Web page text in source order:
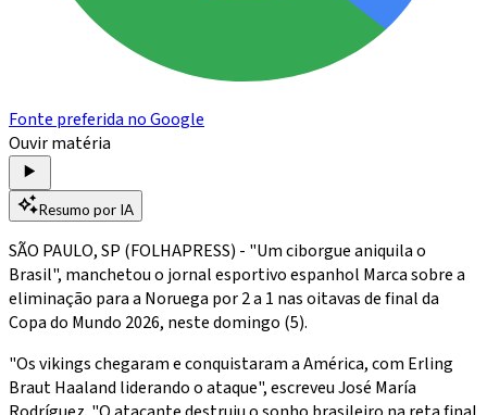
Fonte preferida no Google
Ouvir matéria
Resumo por IA
SÃO PAULO, SP (FOLHAPRESS) - "Um ciborgue aniquila o
Brasil", manchetou o jornal esportivo espanhol Marca sobre a
eliminação para a Noruega por 2 a 1 nas oitavas de final da
Copa do Mundo 2026, neste domingo (5).
"Os vikings chegaram e conquistaram a América, com Erling
Braut Haaland liderando o ataque", escreveu José María